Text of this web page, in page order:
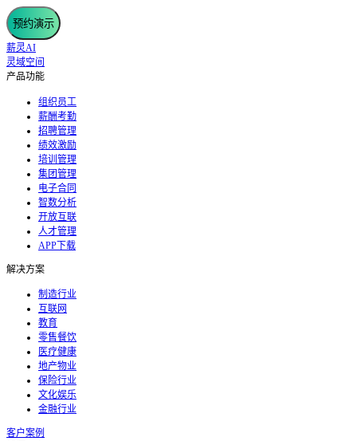
预约演示
薪灵AI
灵域空间
产品功能
组织员工
薪酬考勤
招聘管理
绩效激励
培训管理
集团管理
电子合同
智数分析
开放互联
人才管理
APP下载
解决方案
制造行业
互联网
教育
零售餐饮
医疗健康
地产物业
保险行业
文化娱乐
金融行业
客户案例